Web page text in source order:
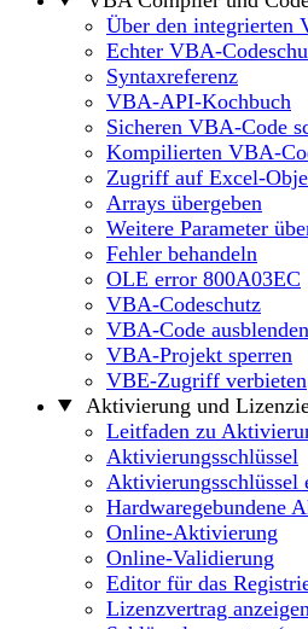
Über den integrierten
Echter VBA-
Syntaxreferenz
VBA-API-Kochbuch
Sicheren VBA-Code
Kompilierten VBA-
Zugriff auf Excel-
Arrays übergeben
Weitere Parameter
Fehler behandeln
OLE error 800A03EC
VBA-Codeschutz
VBA-Code
VBA-Projekt sperren
VBE-Zugriff verbieten
Aktivierung und
Leitfaden zu
Aktivierungsschlüssel
Aktivierungsschlüssel
Hardwaregebundene
Online-Aktivierung
Online-Validierung
Editor für das
Lizenzvertrag anzeigen